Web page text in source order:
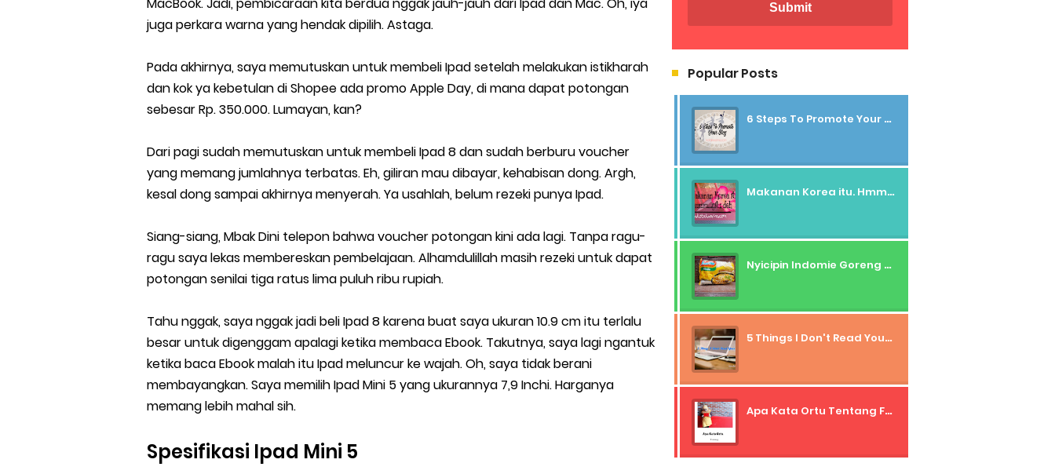
juga perkara warna yang hendak dipilih. Astaga.
Pada akhirnya, saya memutuskan untuk membeli Ipad setelah melakukan istikharah
dan kok ya kebetulan di Shopee ada promo Apple Day, di mana dapat potongan
sebesar Rp. 350.000. Lumayan, kan?
Dari pagi sudah memutuskan untuk membeli Ipad 8 dan sudah berburu voucher
yang memang jumlahnya terbatas. Eh, giliran mau dibayar, kehabisan dong. Argh,
kesal dong sampai akhirnya menyerah. Ya usahlah, belum rezeki punya Ipad.
Siang-siang, Mbak Dini telepon bahwa voucher potongan kini ada lagi. Tanpa ragu-
ragu saya lekas membereskan pembelajaan. Alhamdulillah masih rezeki untuk dapat
potongan senilai tiga ratus lima puluh ribu rupiah.
Tahu nggak, saya nggak jadi beli Ipad 8 karena buat saya ukuran 10.9 cm itu terlalu
besar untuk digenggam apalagi ketika membaca Ebook. Takutnya, saya lagi ngantuk
ketika baca Ebook malah itu Ipad meluncur ke wajah. Oh, saya tidak berani
membayangkan. Saya memilih Ipad Mini 5 yang ukurannya 7,9 Inchi. Harganya
memang lebih mahal sih.
Spesifikasi Ipad Mini 5
Popular Posts
6 Steps To Promote Your Blog
Makanan Korea itu. Hmmm....gitu deh
Nyicipin Indomie Goreng Rasa Tahu Tek
5 Things I Don't Read Your Blog
Apa Kata Ortu Tentang Freelancer?